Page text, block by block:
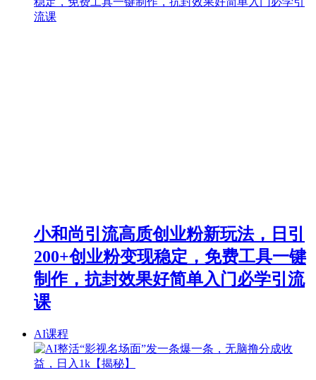
小和尚引流高质创业粉新玩法，日引
200+创业粉变现稳定，免费工具一键
制作，抗封效果好简单入门必学引流
课
AI课程